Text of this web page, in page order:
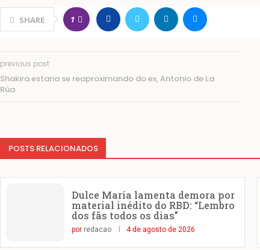
SHARE 1
previous post
Shakira estaria se reaproximando do ex, Antonio de La
Rúa
POSTS RELACIONADOS
Dulce María lamenta demora por
material inédito do RBD: “Lembro
dos fãs todos os dias”
por redacao 4 de agosto de 2026